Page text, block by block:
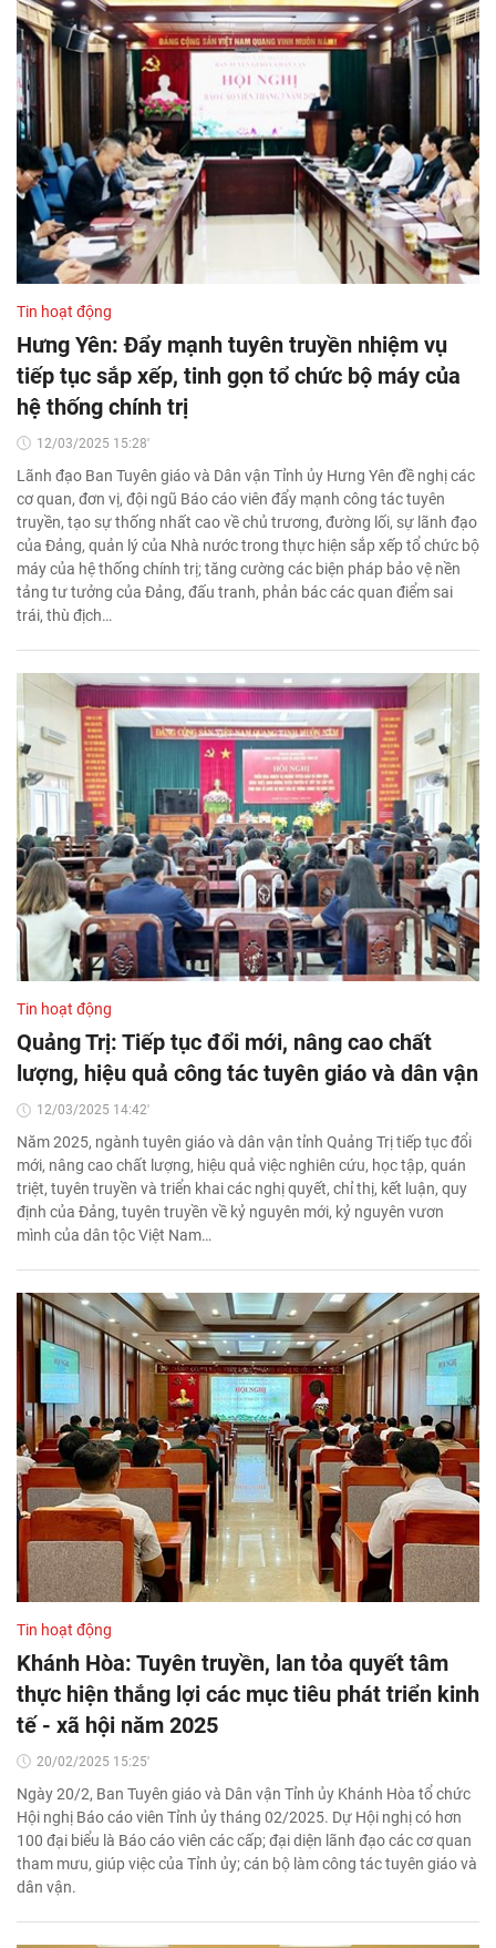
Tin hoạt động
Hưng Yên: Đẩy mạnh tuyên truyền nhiệm vụ
tiếp tục sắp xếp, tinh gọn tổ chức bộ máy của
hệ thống chính trị
12/03/2025 15:28'
Lãnh đạo Ban Tuyên giáo và Dân vận Tỉnh ủy Hưng Yên đề nghị các
cơ quan, đơn vị, đội ngũ Báo cáo viên đẩy mạnh công tác tuyên
truyền, tạo sự thống nhất cao về chủ trương, đường lối, sự lãnh đạo
của Đảng, quản lý của Nhà nước trong thực hiện sắp xếp tổ chức bộ
máy của hệ thống chính trị; tăng cường các biện pháp bảo vệ nền
tảng tư tưởng của Đảng, đấu tranh, phản bác các quan điểm sai
trái, thù địch…
Tin hoạt động
Quảng Trị: Tiếp tục đổi mới, nâng cao chất
lượng, hiệu quả công tác tuyên giáo và dân vận
12/03/2025 14:42'
Năm 2025, ngành tuyên giáo và dân vận tỉnh Quảng Trị tiếp tục đổi
mới, nâng cao chất lượng, hiệu quả việc nghiên cứu, học tập, quán
triệt, tuyên truyền và triển khai các nghị quyết, chỉ thị, kết luận, quy
định của Đảng, tuyên truyền về kỷ nguyên mới, kỷ nguyên vươn
mình của dân tộc Việt Nam…
Tin hoạt động
Khánh Hòa: Tuyên truyền, lan tỏa quyết tâm
thực hiện thắng lợi các mục tiêu phát triển kinh
tế - xã hội năm 2025
20/02/2025 15:25'
Ngày 20/2, Ban Tuyên giáo và Dân vận Tỉnh ủy Khánh Hòa tổ chức
Hội nghị Báo cáo viên Tỉnh ủy tháng 02/2025. Dự Hội nghị có hơn
100 đại biểu là Báo cáo viên các cấp; đại diện lãnh đạo các cơ quan
tham mưu, giúp việc của Tỉnh ủy; cán bộ làm công tác tuyên giáo và
dân vận.